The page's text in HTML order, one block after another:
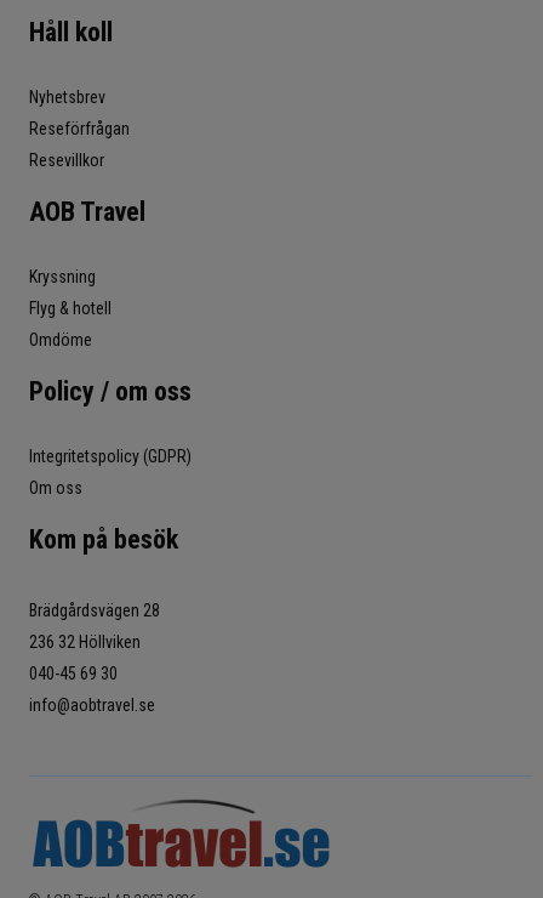
Håll koll
Nyhetsbrev
Reseförfrågan
Resevillkor
AOB Travel
Kryssning
Flyg & hotell
Omdöme
Policy / om oss
Integritetspolicy (GDPR)
Om oss
Kom på besök
Brädgårdsvägen 28
236 32 Höllviken
040-45 69 30
info@aobtravel.se